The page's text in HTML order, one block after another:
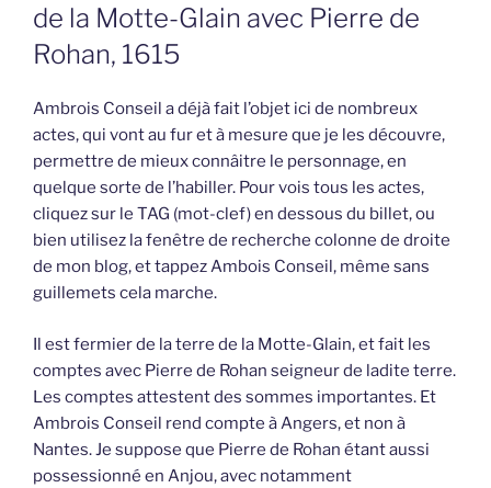
de la Motte-Glain avec Pierre de
Rohan, 1615
Ambrois Conseil a déjà fait l’objet ici de nombreux
actes, qui vont au fur et à mesure que je les découvre,
permettre de mieux connâitre le personnage, en
quelque sorte de l’habiller. Pour vois tous les actes,
cliquez sur le TAG (mot-clef) en dessous du billet, ou
bien utilisez la fenêtre de recherche colonne de droite
de mon blog, et tappez Ambois Conseil, même sans
guillemets cela marche.
Il est fermier de la terre de la Motte-Glain, et fait les
comptes avec Pierre de Rohan seigneur de ladite terre.
Les comptes attestent des sommes importantes. Et
Ambrois Conseil rend compte à Angers, et non à
Nantes. Je suppose que Pierre de Rohan étant aussi
possessionné en Anjou, avec notamment